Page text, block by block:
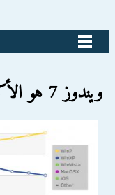
ويندوز 7 هو الأكثر أنتشارا حول العالم